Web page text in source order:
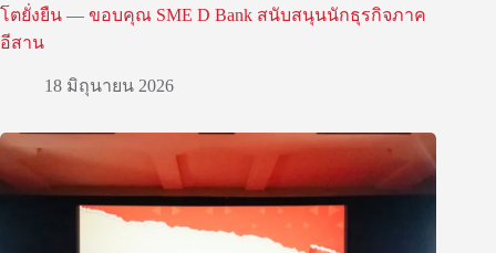
โตยั่งยืน — ขอบคุณ SME D Bank สนับสนุนนักธุรกิจภาค
อีสาน
18 มิถุนายน 2026